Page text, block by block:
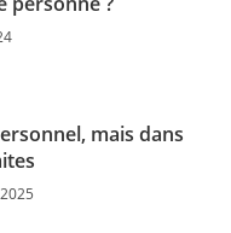
mais dans